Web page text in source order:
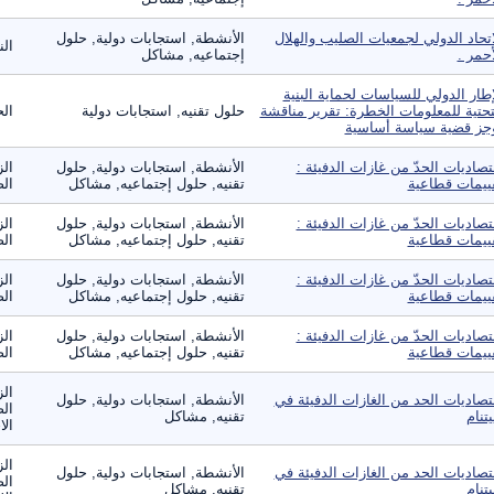
الدولي لجمعيات الصليب والهلال
.
الأنشطة, استجابات دولية, حلول
إجتماعيه, مشاكل
الدولي للسياسات لحماية البنية
للمعلومات الخطرة: تقرير مناقشة
قضية سياسة أساسية
حلول تقنيه, استجابات دولية
الحدّ من غازات الدفيئة :
قطاعية
الأنشطة, استجابات دولية, حلول
تقنيه, حلول إجتماعيه, مشاكل
الحدّ من غازات الدفيئة :
قطاعية
الأنشطة, استجابات دولية, حلول
تقنيه, حلول إجتماعيه, مشاكل
الحدّ من غازات الدفيئة :
قطاعية
الأنشطة, استجابات دولية, حلول
تقنيه, حلول إجتماعيه, مشاكل
الحدّ من غازات الدفيئة :
قطاعية
الأنشطة, استجابات دولية, حلول
تقنيه, حلول إجتماعيه, مشاكل
الحد من الغازات الدفيئة في
الأنشطة, استجابات دولية, حلول
تقنيه, مشاكل
الحد من الغازات الدفيئة في
الأنشطة, استجابات دولية, حلول
تقنيه, مشاكل